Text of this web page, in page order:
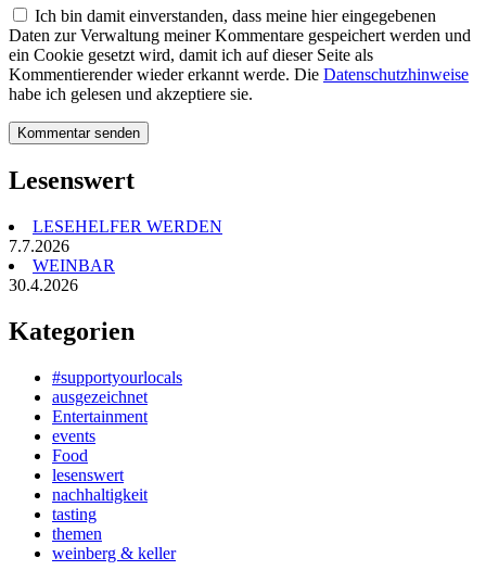
Ich bin damit einverstanden, dass meine hier eingegebenen
Daten zur Verwaltung meiner Kommentare gespeichert werden und
ein Cookie gesetzt wird, damit ich auf dieser Seite als
Kommentierender wieder erkannt werde. Die Datenschutzhinweise
habe ich gelesen und akzeptiere sie.
Lesenswert
LESEHELFER WERDEN
7.7.2026
WEINBAR
30.4.2026
Kategorien
#supportyourlocals
ausgezeichnet
Entertainment
events
Food
lesenswert
nachhaltigkeit
tasting
themen
weinberg & keller